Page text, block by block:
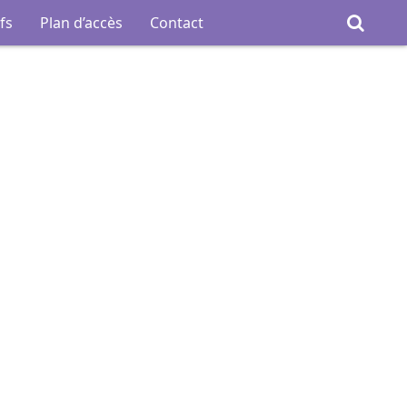
Plan d’accès Contact